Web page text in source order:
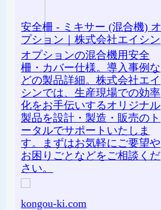
安全柵 - ミキサー (混合機) オ
プション｜株式会社エイシン
オプションの混合機用安全
柵・カバー仕様。導入事例な
どの製品詳細。株式会社エイ
シンでは、生産現場での効率
化をお手伝いするオリジナル
製品を設計・製造・販売のト
ータルでサポートいたしま
す。まずはお気軽にご要望や
お困りごとなどをご相談くだ
さい。
kongou-ki.com